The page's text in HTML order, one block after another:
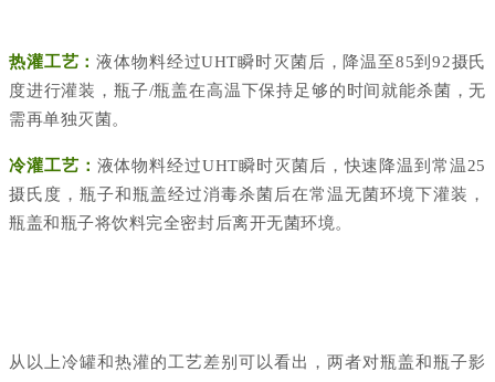
热灌工艺：液体物料经过UHT瞬时灭菌后，降温至85到92摄氏
度进行灌装，瓶子/瓶盖在高温下保持足够的时间就能杀菌，无
需再单独灭菌。
冷灌工艺： 液体物料经过UHT瞬时灭菌后，快速降温到常温25
摄氏度，瓶子和瓶盖经过消毒杀菌后在常温无菌环境下灌装，
瓶盖和瓶子将饮料完全密封后离开无菌环境。
从以上冷罐和热灌的工艺差别可以看出，两者对瓶盖和瓶子影